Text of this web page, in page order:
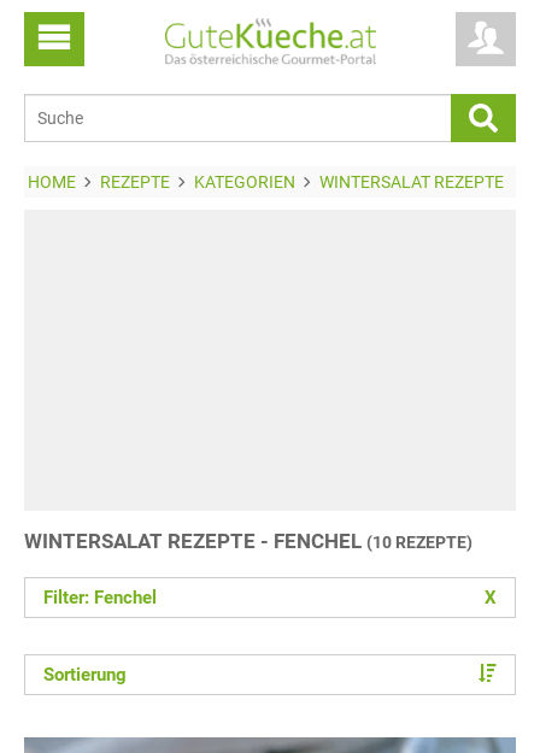
HOME REZEPTE KATEGORIEN WINTERSALAT REZEPTE
WINTERSALAT REZEPTE - FENCHEL (10 REZEPTE)
Filter: Fenchel X
Sortierung